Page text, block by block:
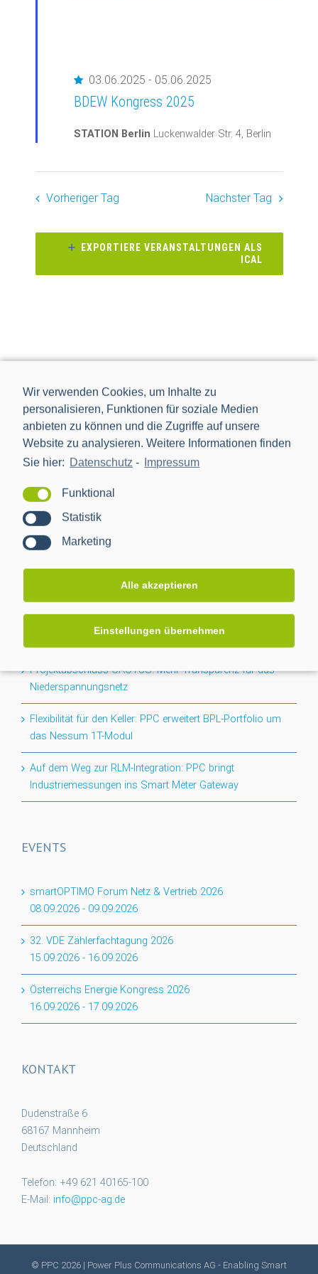
Wir verwenden Cookies, um Inhalte zu
personalisieren, Funktionen für soziale Medien
anbieten zu können und die Zugriffe auf unsere
Website zu analysieren. Weitere Informationen finden
Sie hier: Datenschutz - Impressum
Funktional
Statistik
Marketing
Alle akzeptieren
Einstellungen übernehmen
Empfohlen
03.06.2025 - 05.06.2025
BDEW Kongress 2025
STATION Berlin Luckenwalder Str. 4, Berlin
Vorheriger Tag Nächster Tag
EXPORTIERE VERANSTALTUNGEN ALS
ICAL
Die Power Plus Communications AG (PPC), mit Sitz in
Mannheim, ist der führende Anbieter von Smart Meter
Gateways und Kommunikationstechnik für die Digitalisierung
der Energiewende.
Projektabschluss CACTUS: Mehr Transparenz für das
Niederspannungsnetz
Flexibilität für den Keller: PPC erweitert BPL-Portfolio um
das Nessum 1T-Modul
Auf dem Weg zur RLM-Integration: PPC bringt
Industriemessungen ins Smart Meter Gateway
EVENTS
smartOPTIMO Forum Netz & Vertrieb 2026
08.09.2026 - 09.09.2026
32. VDE Zählerfachtagung 2026
15.09.2026 - 16.09.2026
Österreichs Energie Kongress 2026
16.09.2026 - 17.09.2026
KONTAKT
Dudenstraße 6
68167 Mannheim
Deutschland
Telefon: +49 621 40165-100
E-Mail: info@ppc-ag.de
© PPC 2026 | Power Plus Communications AG - Enabling Smart